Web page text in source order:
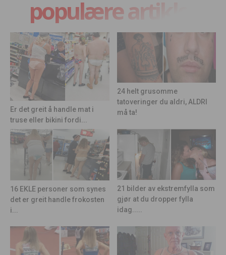
populære artikler
Er det greit å handle mat i
truse eller bikini fordi...
24 helt grusomme
tatoveringer du aldri, ALDRI
må ta!
16 EKLE personer som synes
det er greit handle frokosten
i...
21 bilder av ekstremfylla som
gjør at du dropper fylla
idag.....